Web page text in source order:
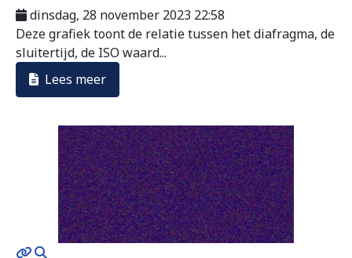
dinsdag, 28 november 2023 22:58
Deze grafiek toont de relatie tussen het diafragma, de
sluitertijd, de ISO waard...
Lees meer